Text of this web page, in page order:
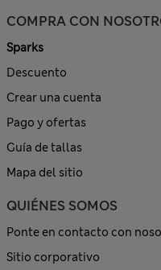
COMPRA CON
Sparks
Descuento
Crear una cuenta
Pago y ofertas
Guía de tallas
Mapa del sitio
QUIÉNES SOMOS
Ponte en contacto con
Sitio corporativo